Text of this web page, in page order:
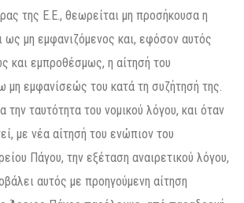
της Ε.Ε., θεωρείται μη προσήκουσα η
ως μη εμφανιζόμενος και, εφόσον αυτός
και εμπροθέσμως, η αίτησή του
μη εμφανίσεώς του κατά τη συζήτησή της.
την ταυτότητα του νομικού λόγου, και όταν
με νέα αίτησή του ενώπιον του
Πάγου, την εξέταση αναιρετικού λόγου,
αυτός με προηγούμενη αίτηση